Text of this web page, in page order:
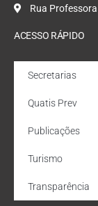
Rua
ACESSO RÁPIDO
Secretarias
Quatis Prev
Publicações
Turismo
Transparência